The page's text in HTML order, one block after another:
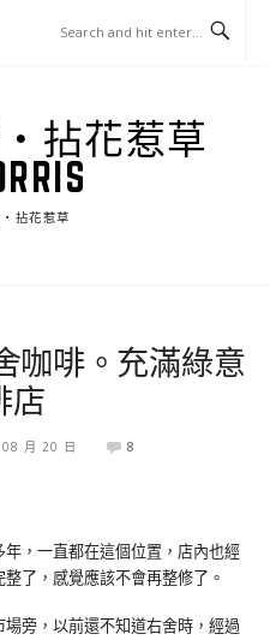
拈花惹草
拈花惹草
咖啡。充滿綠意
店
月 20 日 8
，一直都在這個位置，店內也經
了，感覺應該不會再整修了。
旁，以前還不知道右舍時，經過